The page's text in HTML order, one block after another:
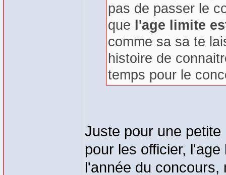
pas de passer le
que l'age limite
comme sa sa te
histoire de
temps pour le
Juste pour une petite
pour les officier,
l'année du concours,